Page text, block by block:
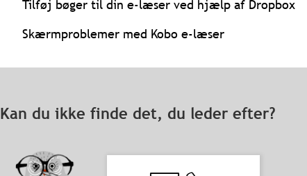
Tilføj bøger til din e-læser ved hjælp af Dropbox
Skærmproblemer med Kobo e-læser
Kan du ikke finde det, du leder efter?